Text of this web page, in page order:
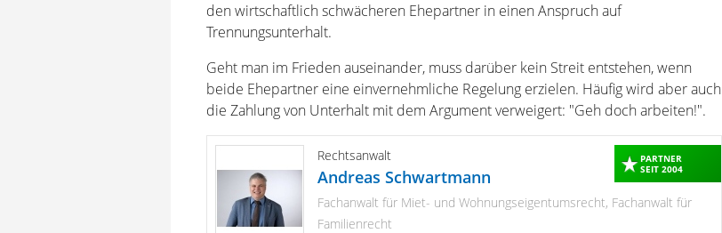
den wirtschaftlich schwächeren Ehepartner in einen Anspruch auf
Trennungsunterhalt.
Geht man im Frieden auseinander, muss darüber kein Streit entstehen, wenn
beide Ehepartner eine einvernehmliche Regelung erzielen. Häufig wird aber auch
die Zahlung von Unterhalt mit dem Argument verweigert: "Geh doch arbeiten!".
PARTNER
SEIT 2004
Rechtsanwalt
Andreas Schwartmann
Fachanwalt für Miet- und Wohnungseigentumsrecht, Fachanwalt für
Familienrecht